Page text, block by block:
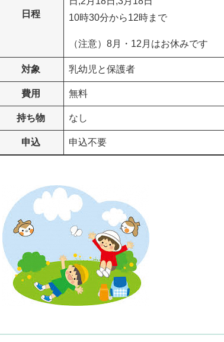
日程
10時30分から12時まで
（注意）8月・12月はお休みです
対象 乳幼児と保護者
費用 無料
持ち物 なし
申込 ​​申込不要